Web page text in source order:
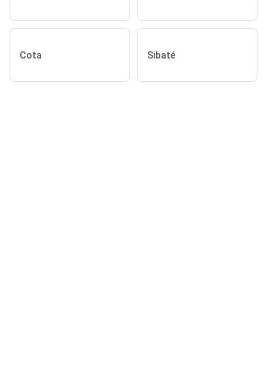
Cota Sibaté